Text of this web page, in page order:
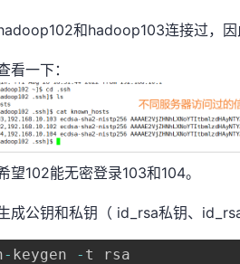
和hadoop103连接过，
看一下：
望102能无密登录103和104。
成公钥和私钥（ id_rsa私钥、
- keygen - t rsa